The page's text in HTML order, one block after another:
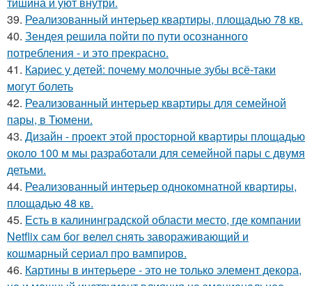
39. Реализованный интерьер квартиры, площадью 78 кв.
40. Зендея решила пойти по пути осознанного
потребления - и это прекрасно.
41. Кариес у детей: почему молочные зубы всё-таки
могут болеть
42. Реализованный интерьер квартиры для семейной
пары, в Тюмени.
43. Дизайн - проект этой просторной квартиры площадью
около 100 м мы разработали для семейной пары с двумя
детьми.
44. Реализованный интерьер однокомнатной квартиры,
площадью 48 кв.
45. Есть в калининградской области место, где компании
Netflix сам бог велел снять завораживающий и
кошмарный сериал про вампиров.
46. Картины в интерьере - это не только элемент декора,